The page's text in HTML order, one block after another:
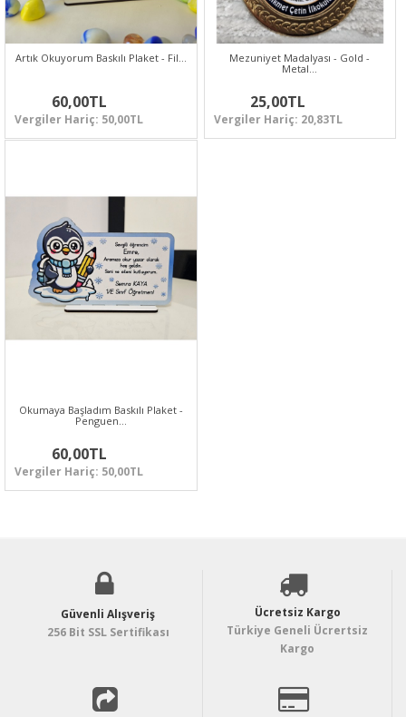
Artık Okuyorum Baskılı Plaket - Fil…
60,00TL
Vergiler Hariç: 50,00TL
Mezuniyet Madalyası - Gold -
Metal…
25,00TL
Vergiler Hariç: 20,83TL
Okumaya Başladım Baskılı Plaket -
Penguen…
60,00TL
Vergiler Hariç: 50,00TL
Güvenli Alışveriş
256 Bit SSL Sertifikası
Ücretsiz Kargo
Türkiye Geneli Ücrertsiz
Kargo